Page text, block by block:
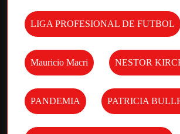
LIGA PROFESIONAL DE FUTBOL
Mauricio Macri NESTOR
PANDEMIA PATRICIA